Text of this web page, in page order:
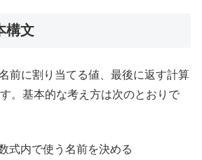
構文
前に割り当てる値、最後に返す計算
。基本的な考え方は次のとおりで
式内で使う名前を決める